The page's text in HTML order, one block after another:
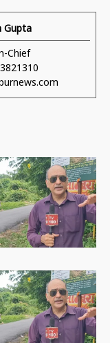
Gupta
Chief